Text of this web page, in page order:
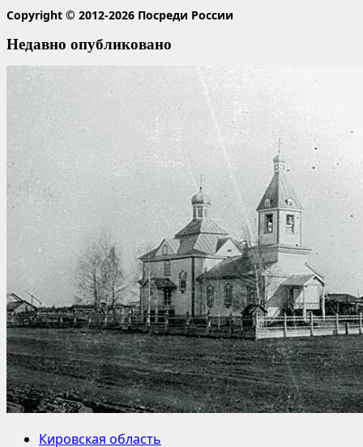
Copyright © 2012-2026 Посреди России
Недавно опубликовано
Кировская область